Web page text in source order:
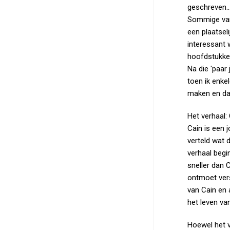
Sommige
een
interessant
Na die
toen ik
maken en
Het verhaal:
Cain is een
verteld wat
verhaal
sneller dan
ontmoet
van Cain
het leven
Hoewel het